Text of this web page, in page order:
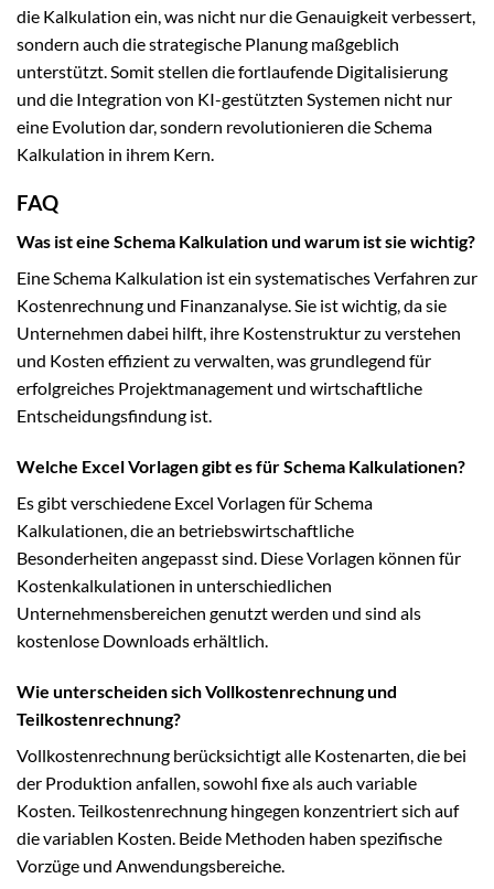
die Kalkulation ein, was nicht nur die Genauigkeit verbessert,
sondern auch die strategische Planung maßgeblich
unterstützt. Somit stellen die fortlaufende Digitalisierung
und die Integration von KI-gestützten Systemen nicht nur
eine Evolution dar, sondern revolutionieren die Schema
Kalkulation in ihrem Kern.
FAQ
Was ist eine Schema Kalkulation und warum ist sie wichtig?
Eine Schema Kalkulation ist ein systematisches Verfahren zur
Kostenrechnung und Finanzanalyse. Sie ist wichtig, da sie
Unternehmen dabei hilft, ihre Kostenstruktur zu verstehen
und Kosten effizient zu verwalten, was grundlegend für
erfolgreiches Projektmanagement und wirtschaftliche
Entscheidungsfindung ist.
Welche Excel Vorlagen gibt es für Schema Kalkulationen?
Es gibt verschiedene Excel Vorlagen für Schema
Kalkulationen, die an betriebswirtschaftliche
Besonderheiten angepasst sind. Diese Vorlagen können für
Kostenkalkulationen in unterschiedlichen
Unternehmensbereichen genutzt werden und sind als
kostenlose Downloads erhältlich.
Wie unterscheiden sich Vollkostenrechnung und
Teilkostenrechnung?
Vollkostenrechnung berücksichtigt alle Kostenarten, die bei
der Produktion anfallen, sowohl fixe als auch variable
Kosten. Teilkostenrechnung hingegen konzentriert sich auf
die variablen Kosten. Beide Methoden haben spezifische
Vorzüge und Anwendungsbereiche.